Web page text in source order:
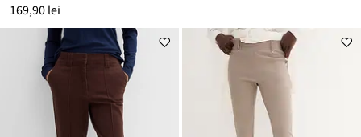
169,90 lei